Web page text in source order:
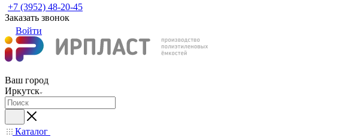
+7 (3952) 48-20-45
Заказать звонок
Войти
Ваш город
Иркутск
Каталог